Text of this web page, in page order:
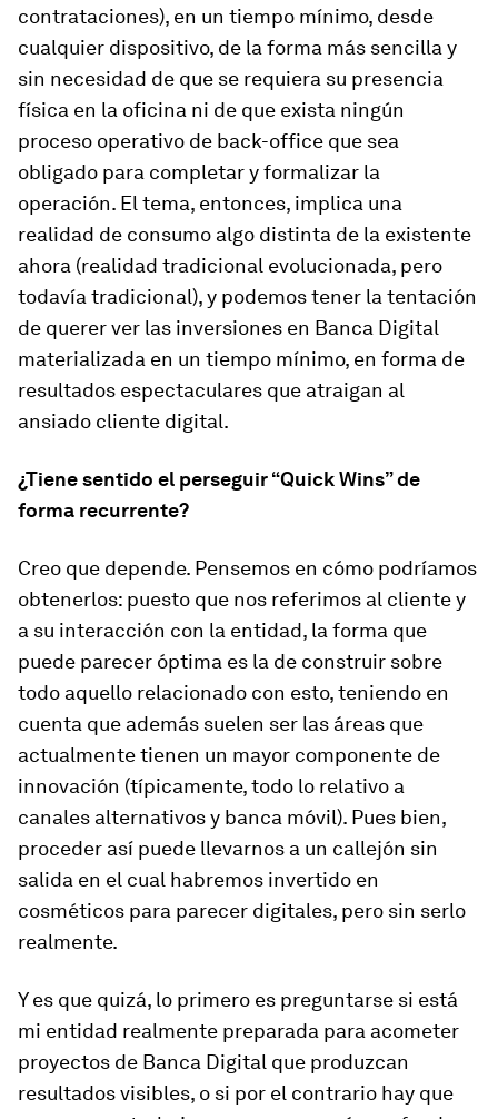
contrataciones), en un tiempo mínimo, desde
cualquier dispositivo, de la forma más sencilla y
sin necesidad de que se requiera su presencia
física en la oficina ni de que exista ningún
proceso operativo de back-office que sea
obligado para completar y formalizar la
operación. El tema, entonces, implica una
realidad de consumo algo distinta de la existente
ahora (realidad tradicional evolucionada, pero
todavía tradicional), y podemos tener la tentación
de querer ver las inversiones en Banca Digital
materializada en un tiempo mínimo, en forma de
resultados espectaculares que atraigan al
ansiado cliente digital.
¿Tiene sentido el perseguir “Quick Wins” de
forma recurrente?
Creo que depende. Pensemos en cómo podríamos
obtenerlos: puesto que nos referimos al cliente y
a su interacción con la entidad, la forma que
puede parecer óptima es la de construir sobre
todo aquello relacionado con esto, teniendo en
cuenta que además suelen ser las áreas que
actualmente tienen un mayor componente de
innovación (típicamente, todo lo relativo a
canales alternativos y banca móvil). Pues bien,
proceder así puede llevarnos a un callejón sin
salida en el cual habremos invertido en
cosméticos para parecer digitales, pero sin serlo
realmente.
Y es que quizá, lo primero es preguntarse si está
mi entidad realmente preparada para acometer
proyectos de Banca Digital que produzcan
resultados visibles, o si por el contrario hay que